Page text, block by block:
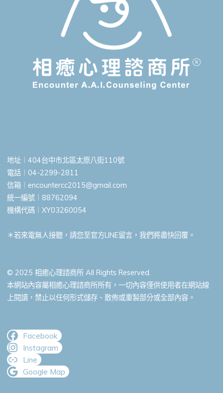
地址︱404台中市北區太原八街110號
電話︱04-2299-2811
信箱︱ encountercc2015@gmail.com
統一編號︱88762094
機構代碼︱XY03260054
＊若來電無人接聽，請您至官方LINE留言，我們將盡快回覆。
© 2025 相癒心理諮商所 All Rights Reserved.
本網站內容屬相癒心理諮商所所有，一切內容僅供使用者在網站線
上閱讀，禁止以任何形式儲存、散佈或重製部分或全部內容。
Facebook
Instagram
Line
Google Map